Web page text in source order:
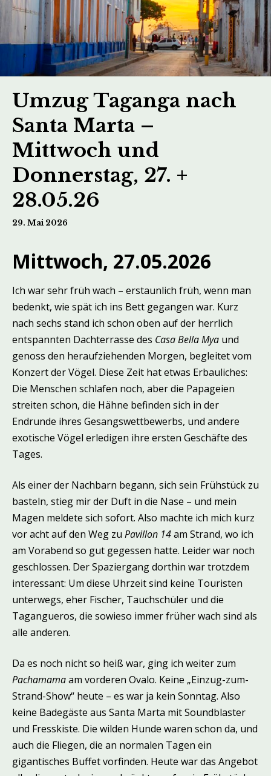
Umzug Taganga nach
Santa Marta –
Mittwoch und
Donnerstag, 27. +
28.05.26
29. Mai 2026
Mittwoch, 27.05.2026
Ich war sehr früh wach – erstaunlich früh, wenn man
bedenkt, wie spät ich ins Bett gegangen war. Kurz
nach sechs stand ich schon oben auf der herrlich
entspannten Dachterrasse des Casa Bella Mya und
genoss den heraufziehenden Morgen, begleitet vom
Konzert der Vögel. Diese Zeit hat etwas Erbauliches:
Die Menschen schlafen noch, aber die Papageien
streiten schon, die Hähne befinden sich in der
Endrunde ihres Gesangswettbewerbs, und andere
exotische Vögel erledigen ihre ersten Geschäfte des
Tages.
Als einer der Nachbarn begann, sich sein Frühstück zu
basteln, stieg mir der Duft in die Nase – und mein
Magen meldete sich sofort. Also machte ich mich kurz
vor acht auf den Weg zu Pavillon 14am Strand, wo ich
am Vorabend so gut gegessen hatte. Leider war noch
geschlossen. Der Spaziergang dorthin war trotzdem
interessant: Um diese Uhrzeit sind keine Touristen
unterwegs, eher Fischer, Tauchschüler und die
Tagangueros, die sowieso immer früher wach sind als
alle anderen.
Da es noch nicht so heiß war, ging ich weiter zum
Pachamamaam vorderen Ovalo. Keine „Einzug-zum-
Strand-Show“ heute – es war ja kein Sonntag. Also
keine Badegäste aus Santa Marta mit Soundblaster
und Fresskiste. Die wilden Hunde waren schon da, und
auch die Fliegen, die an normalen Tagen ein
gigantisches Buffet vorfinden. Heute war das Angebot